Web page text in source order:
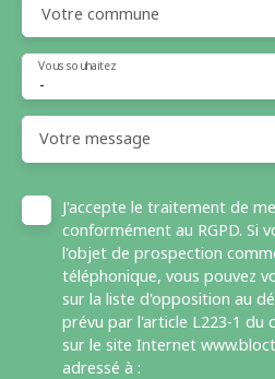
Votre commune
-
Vous souhaitez
Votre message
J'accepte le traitement de
conformément au RGPD. Si
l'objet de prospection
téléphonique, vous pouvez
sur la liste d'opposition au
prévu par l'article L223-1 du
sur le site Internet
adressé à :